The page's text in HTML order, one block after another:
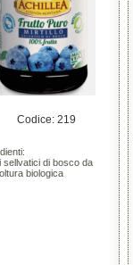
Codice: 219
sellvatici di bosco da
biologica